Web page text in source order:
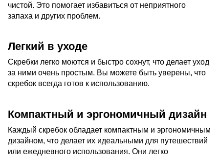
чистой. Это помогает избавиться от неприятного
запаха и других проблем.
Легкий в уходе
Скребки легко моются и быстро сохнут, что делает уход
за ними очень простым. Вы можете быть уверены, что
скребок всегда готов к использованию.
Компактный и эргономичный дизайн
Каждый скребок обладает компактным и эргономичным
дизайном, что делает их идеальными для путешествий
или ежедневного использования. Они легко